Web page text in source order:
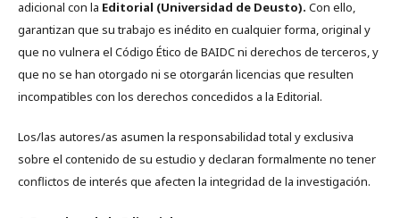
adicional con la Editorial (Universidad de Deusto). Con ello,
garantizan que su trabajo es inédito en cualquier forma, original y
que no vulnera el Código Ético de BAIDC ni derechos de terceros, y
que no se han otorgado ni se otorgarán licencias que resulten
incompatibles con los derechos concedidos a la Editorial.
Los/las autores/as asumen la responsabilidad total y exclusiva
sobre el contenido de su estudio y declaran formalmente no tener
conflictos de interés que afecten la integridad de la investigación.